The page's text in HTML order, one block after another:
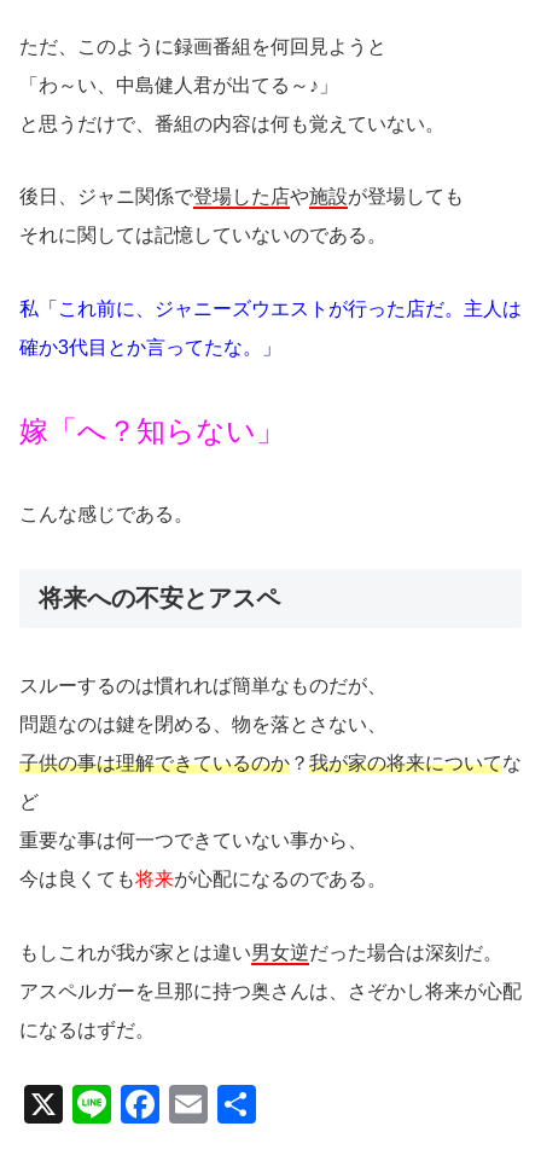
ただ、このように録画番組を何回見ようと
「わ～い、中島健人君が出てる～♪」
と思うだけで、番組の内容は何も覚えていない。
後日、ジャニ関係で登場した店や施設が登場しても
それに関しては記憶していないのである。
私「これ前に、ジャニーズウエストが行った店だ。主人は
確か3代目とか言ってたな。」
嫁「へ？知らない」
こんな感じである。
将来への不安とアスペ
スルーするのは慣れれば簡単なものだが、
問題なのは鍵を閉める、物を落とさない、
子供の事は理解できているのか ？ 我が家の将来についてな
ど
重要な事は何一つできていない事から、
今は良くても将来が心配になるのである。
もしこれが我が家とは違い男女逆だった場合は深刻だ。
アスペルガーを旦那に持つ奥さんは、さぞかし将来が心配
になるはずだ。
X
Li
F
E